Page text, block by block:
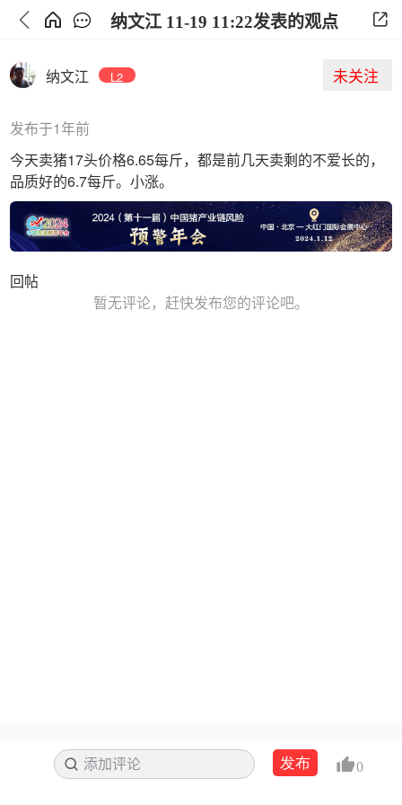
纳文江 11-19 11:22发表的观点
纳文江 L2 未关注
发布于1年前
今天卖猪17头价格6.65每斤，都是前几天卖剩的不爱长的，
品质好的6.7每斤。小涨。
回帖
暂无评论，赶快发布您的评论吧。
添加评论 搜索发布 0